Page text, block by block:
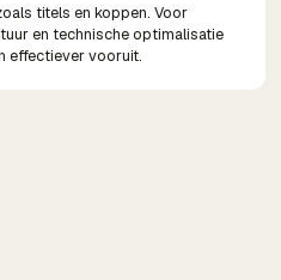
titels en koppen. Voor
en technische optimalisatie
effectiever vooruit.